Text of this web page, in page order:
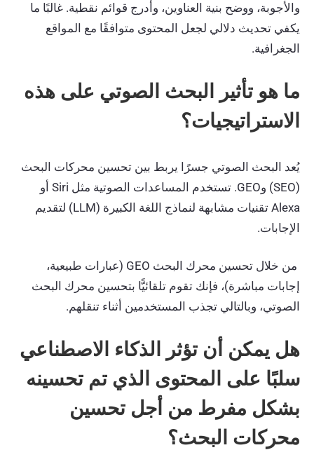
والأجوبة، ووضح بنية العناوين، وأدرج قوائم نقطية. غالبًا ما
يكفي تحديث دلالي لجعل المحتوى متوافقًا مع المواقع
الجغرافية.
ما هو تأثير البحث الصوتي على هذه
الاستراتيجيات؟
يُعد البحث الصوتي جسرًا يربط بين تحسين محركات البحث
(SEO) وGEO. تستخدم المساعدات الصوتية مثل Siri أو
Alexa تقنيات مشابهة لنماذج اللغة الكبيرة (LLM) لتقديم
الإجابات.
من خلال تحسين محرك البحث GEO (عبارات طبيعية،
إجابات مباشرة)، فإنك تقوم تلقائيًّا بتحسين محرك البحث
الصوتي، وبالتالي تجذب المستخدمين أثناء تنقلهم.
هل يمكن أن تؤثر الذكاء الاصطناعي
سلبًا على المحتوى الذي تم تحسينه
بشكل مفرط من أجل تحسين
محركات البحث؟